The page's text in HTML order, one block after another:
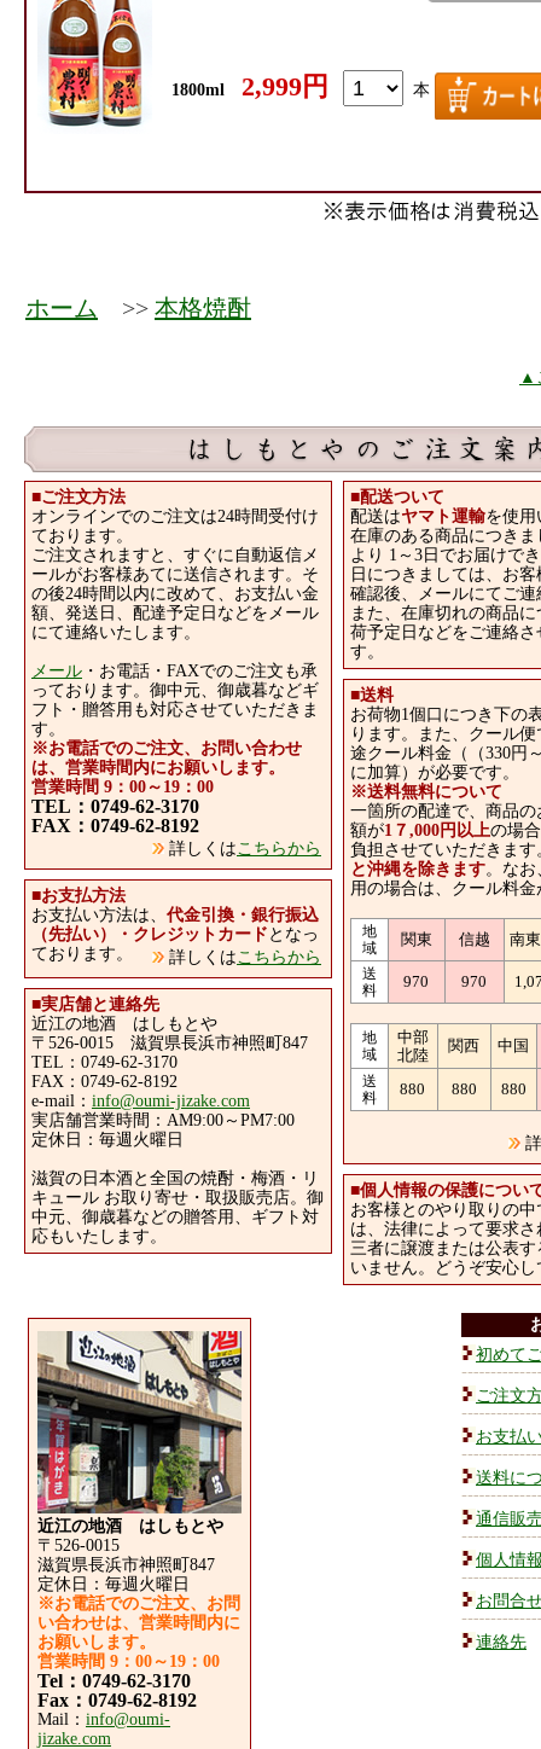
1800ml 2,999円 本
ホーム >> 本格焼酎
▲
■ご注文方法
オンラインでのご注文は24時間受付け
ております。
ご注文されますと、すぐに自動返信メ
ールがお客様あてに送信されます。そ
の後24時間以内に改めて、お支払い金
額、発送日、配達予定日などをメール
にて連絡いたします。
メール ・お電話・FAXでのご注文も承
っております。御中元、御歳暮などギ
フト・贈答用も対応させていただきま
す。
※お電話でのご注文、お問い合わせ
は、営業時間内にお願いします。
営業時間 9：00～19：00
TEL：0749-62-3170
FAX：0749-62-8192
詳しくはこちらから
■お支払方法
お支払い方法は、 代金引換・銀行振込
（先払い）・クレジットカード となっ
ております。
詳しくはこちらから
■実店舗と連絡先
近江の地酒 はしもとや
〒526-0015 滋賀県長浜市神照町847
TEL：0749-62-3170
FAX：0749-62-8192
e-mail： info@oumi-jizake.com
実店舗営業時間：AM9:00～PM7:00
定休日：毎週火曜日
滋賀の日本酒と全国の焼酎・梅酒・リ
キュール お取り寄せ・取扱販売店。御
中元、御歳暮などの贈答用、ギフト対
応もいたします。
■配送ついて
配送はヤマト運輸を使用
在庫のある商品につき
より 1～3日でお届けで
日につきましては、お
確認後、メールにてご
また、在庫切れの商品
荷予定日などをご連絡
す。
■送料
お荷物1個口につき下の
ります。また、クール
途クール料金（（330円
に加算）が必要です。
※送料無料について
一箇所の配達で、商品
額が1７,000円以上の場
負担させていただきま
と沖縄を除きます。なお
用の場合は、クール料
地
域
関東 信越 南
送
料
970 970
地
域
中部
北陸
関西 中国
送
料
880 880 880
■個人情報の保護につい
お客様とのやり取りの
は、法律によって要求
三者に譲渡または公表
いません。どうぞ安心
近江の地酒 はしもとや
〒526-0015
滋賀県長浜市神照町847
定休日：毎週火曜日
※お電話でのご注文、お問
い合わせは、営業時間内に
お願いします。
営業時間 9：00～19：00
Tel：0749-62-3170
Fax：0749-62-8192
Mail： info@oumi-
jizake.com
初めて
ご注文
お支払
送料に
通信販
個人情
お問合
連絡先